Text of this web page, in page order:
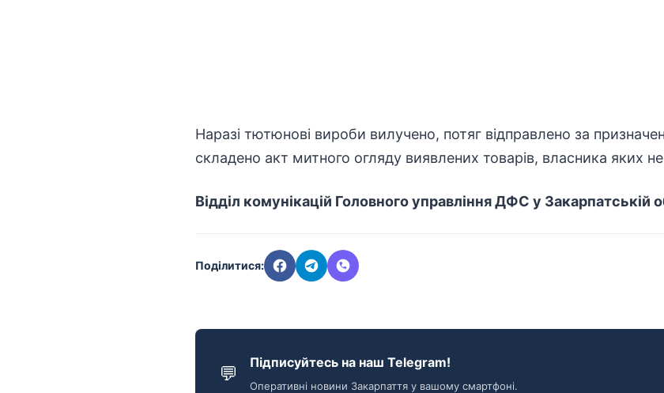
Наразі тютюнові вироби вилучено, потяг відправлено за
складено акт митного огляду виявлених товарів, власника яких
Відділ комунікацій Головного управління ДФС у Закарпатській
Поділитися:
💬 Підписуйтесь на наш Telegram!
Оперативні новини Закарпаття у вашому смартфоні.